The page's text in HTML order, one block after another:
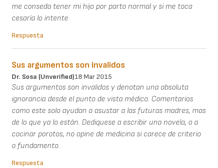
me conseda tener mi hijo por parto normal y si me toca
cesaría lo intente
Respuesta
Sus argumentos son invalidos
Dr. Sosa (unverified)18 Mar 2015
Sus argumentos son invalidos y denotan una absoluta
ignorancia desde el punto de vista médico. Comentarios
como este solo ayudan a asustar a las futuras madres, mas
de lo que ya lo están. Dediquese a escribir una novela, o a
cocinar porotos, no opine de medicina si carece de criterio
o fundamento.
Respuesta